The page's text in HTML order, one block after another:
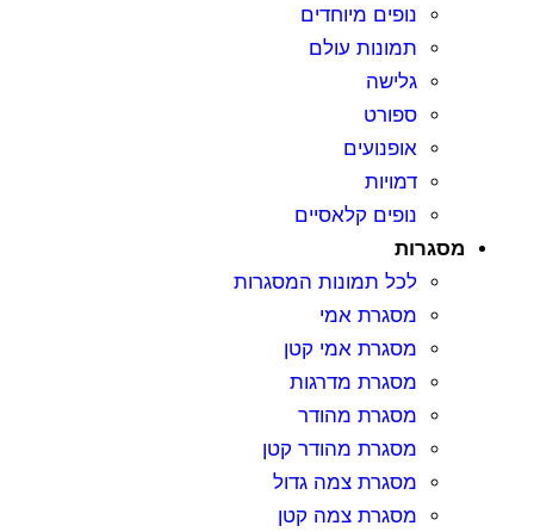
נופים מיוחדים
תמונות עולם
גלישה
ספורט
אופנועים
דמויות
נופים קלאסיים
מסגרות
לכל תמונות המסגרות
מסגרת אמי
מסגרת אמי קטן
מסגרת מדרגות
מסגרת מהודר
מסגרת מהודר קטן
מסגרת צמה גדול
מסגרת צמה קטן